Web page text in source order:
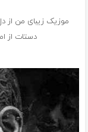
موزیک زیبای من از
دستات از